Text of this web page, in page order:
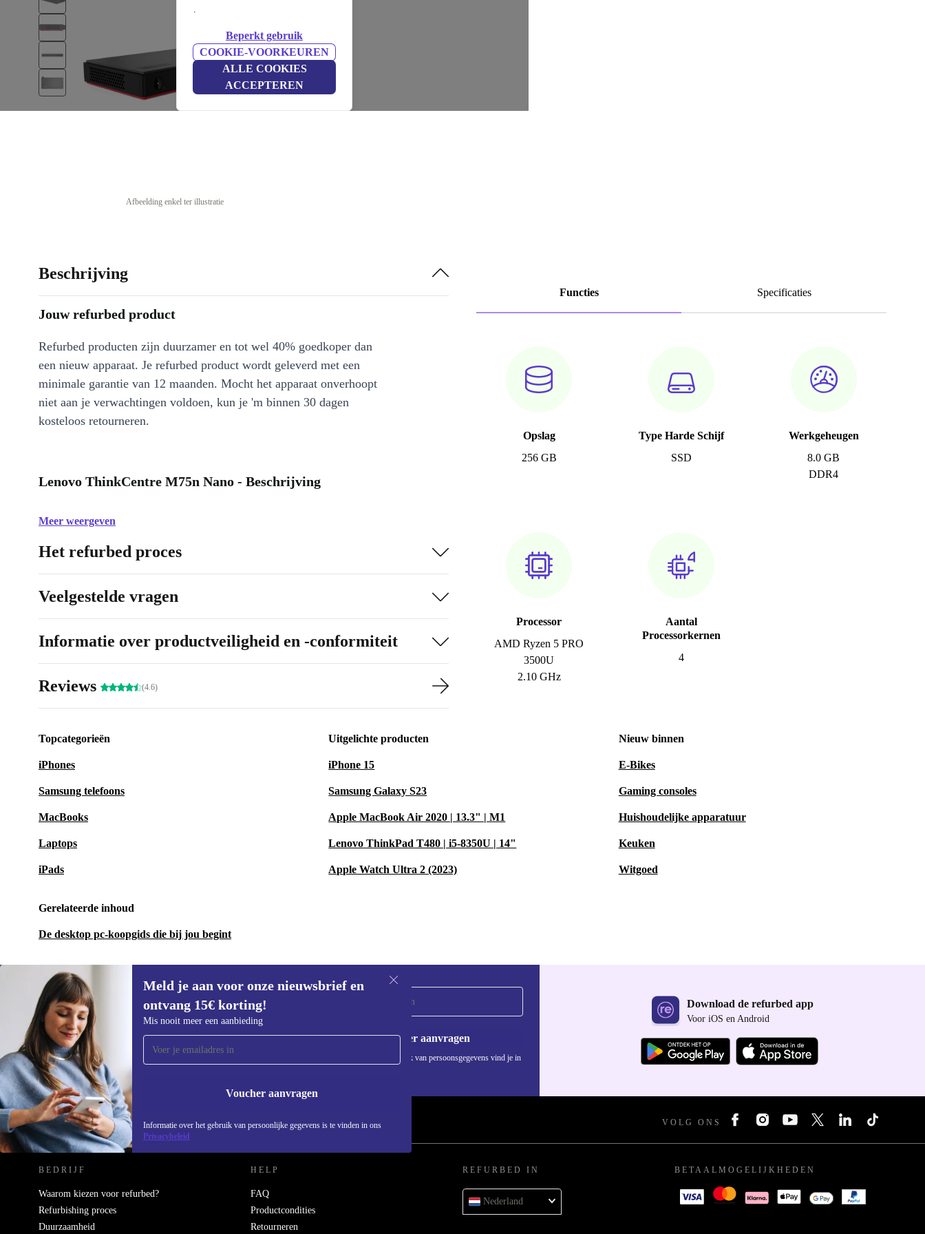
.
Beperkt gebruik
COOKIE-VOORKEUREN
ALLE COOKIES
ACCEPTEREN
Afbeelding enkel ter illustratie
Functies Specificaties
Opslag
256 GB
Type Harde Schijf
SSD
Werkgeheugen
8.0 GB
DDR4
Processor
AMD Ryzen 5 PRO
3500U
2.10 GHz
Aantal
Processorkernen
4
Beschrijving
Jouw refurbed product
Refurbed producten zijn duurzamer en tot wel 40% goedkoper dan
een nieuw apparaat. Je refurbed product wordt geleverd met een
minimale garantie van 12 maanden. Mocht het apparaat onverhoopt
niet aan je verwachtingen voldoen, kun je 'm binnen 30 dagen
kosteloos retourneren.
Lenovo ThinkCentre M75n Nano - Beschrijving
Meer weergeven
Het refurbed proces
Veelgestelde vragen
Informatie over productveiligheid en -conformiteit
Reviews (4.6)
Topcategorieën
iPhones
Samsung telefoons
MacBooks
Laptops
iPads
Uitgelichte producten
iPhone 15
Samsung Galaxy S23
Apple MacBook Air 2020 | 13.3" | M1
Lenovo ThinkPad T480 | i5-8350U | 14"
Apple Watch Ultra 2 (2023)
Nieuw binnen
E-Bikes
Gaming consoles
Huishoudelijke apparatuur
Keuken
Witgoed
Gerelateerde inhoud
De desktop pc-koopgids die bij jou begint
Meld je aan voor onze nieuwsbrief en
ontvang 15€ korting!
Mis nooit meer een aanbieding
Voucher aanvragen
Informatie over het gebruik van persoonlijke gegevens is te vinden in ons
Privacybeleid
Meld je aan voor onze nieuwsbrief en
ontvang €15 korting!
Mis nooit meer een aanbieding.
Voucher aanvragen
Informatie over het gebruik van persoonsgegevens vind je in
Download de refurbed app
Voor iOS en Android
REFURBED NEDERLAND - RETHINK NEW. VOLG ONS
BEDRIJF
Waarom kiezen voor refurbed?
Refurbishing proces
Duurzaamheid
HELP
FAQ
Productcondities
Retourneren
REFURBED IN
Nederland
BETAALMOGELIJKHEDEN